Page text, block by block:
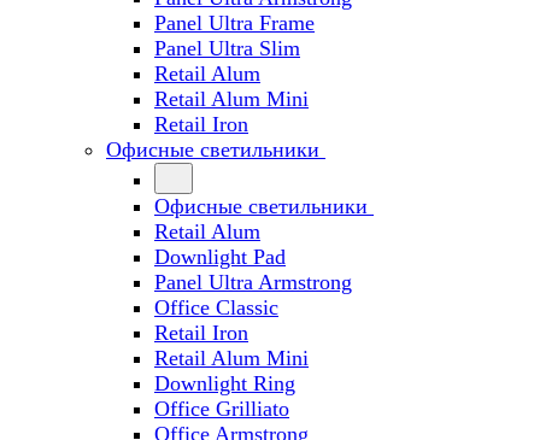
Panel Ultra Frame
Panel Ultra Slim
Retail Alum
Retail Alum Mini
Retail Iron
Офисные светильники
Офисные светильники
Retail Alum
Downlight Pad
Panel Ultra Armstrong
Office Classic
Retail Iron
Retail Alum Mini
Downlight Ring
Office Grilliato
Office Armstrong